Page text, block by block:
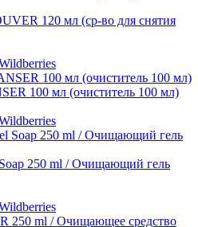
120 мл (ср-во для снятия
100 мл (очиститель 100 мл)
250 ml / Очищающий гель